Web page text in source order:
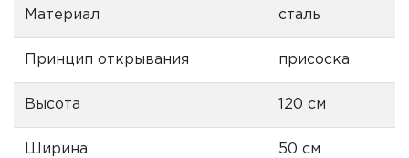
Материал сталь
Принцип открывания присоска
Высота 120 см
Ширина 50 см